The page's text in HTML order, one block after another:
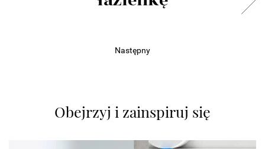
Następny
Obejrzyj i zainspiruj się